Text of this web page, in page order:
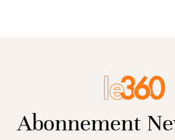
Abonnement